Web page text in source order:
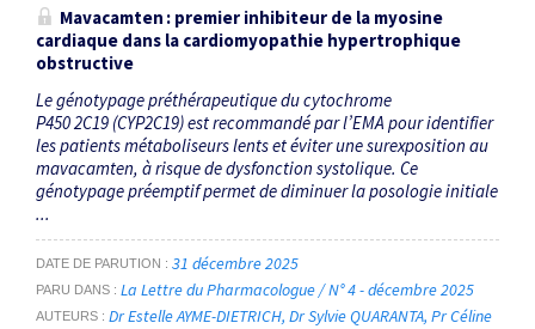
Mavacamten : premier inhibiteur de la myosine
cardiaque dans la cardiomyopathie hypertrophique
obstructive
Le génotypage préthérapeutique du cytochrome
P450 2C19 (CYP2C19) est recommandé par l’EMA pour identifier
les patients métaboliseurs lents et éviter une surexposition au
mavacamten, à risque de dysfonction systolique. Ce
génotypage préemptif permet de diminuer la posologie initiale
...
DATE DE PARUTION 31 décembre 2025
PARU DANS La Lettre du Pharmacologue / N° 4 - décembre 2025
AUTEURS Dr Estelle AYME-DIETRICH Dr Sylvie QUARANTA Pr Céline